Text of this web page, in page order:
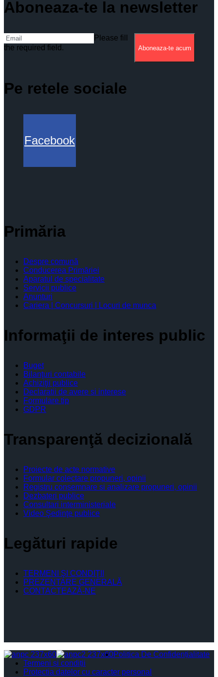
Aboneaza-te la newsletter
Please fill
the required field.
Aboneaza-te acum
Pe retele sociale
Facebook
Primăria
Despre comună
Conducerea Primăriei
Aparatul de specialitate
Servicii publice
Anunturi
Cariera | Concursuri | Locuri de munca
Informaţii de interes public
Buget
Bilanţuri contabile
Achiziţii publice
Declaratii de avere si interese
Formulare tip
GDPR
Transparenţă decizională
Proiecte de acte normative
Formular colectare propuneri, opinii
Registru consemnare si analizare propuneri, opinii
Dezbateri publice
Consultari interministeriale
Video Şedinţe publice
Legături rapide
TERMENI ŞI CONDIŢII
PREZENTARE GENERALĂ
CONTACTEAZĂ-NE
Politica De Confidențialitate
Termeni și condiții
Protectia datelor cu caracter personal